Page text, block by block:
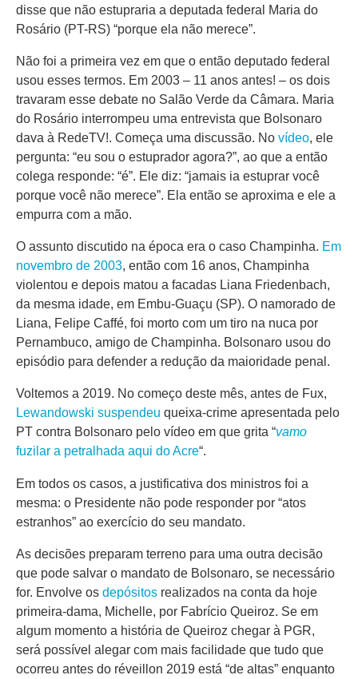
disse que não estupraria a deputada federal Maria do
Rosário (PT-RS) “porque ela não merece”.
Não foi a primeira vez em que o então deputado federal
usou esses termos. Em 2003 – 11 anos antes! – os dois
travaram esse debate no Salão Verde da Câmara. Maria
do Rosário interrompeu uma entrevista que Bolsonaro
dava à RedeTV!. Começa uma discussão. No vídeo, ele
pergunta: “eu sou o estuprador agora?”, ao que a então
colega responde: “é”. Ele diz: “jamais ia estuprar você
porque você não merece”. Ela então se aproxima e ele a
empurra com a mão.
O assunto discutido na época era o caso Champinha. Em
novembro de 2003, então com 16 anos, Champinha
violentou e depois matou a facadas Liana Friedenbach,
da mesma idade, em Embu-Guaçu (SP). O namorado de
Liana, Felipe Caffé, foi morto com um tiro na nuca por
Pernambuco, amigo de Champinha. Bolsonaro usou do
episódio para defender a redução da maioridade penal.
Voltemos a 2019. No começo deste mês, antes de Fux,
Lewandowski suspendeu queixa-crime apresentada pelo
PT contra Bolsonaro pelo vídeo em que grita “vamo
fuzilar a petralhada aqui do Acre“.
Em todos os casos, a justificativa dos ministros foi a
mesma: o Presidente não pode responder por “atos
estranhos” ao exercício do seu mandato.
As decisões preparam terreno para uma outra decisão
que pode salvar o mandato de Bolsonaro, se necessário
for. Envolve os depósitos realizados na conta da hoje
primeira-dama, Michelle, por Fabrício Queiroz. Se em
algum momento a história de Queiroz chegar à PGR,
será possível alegar com mais facilidade que tudo que
ocorreu antes do réveillon 2019 está “de altas” enquanto